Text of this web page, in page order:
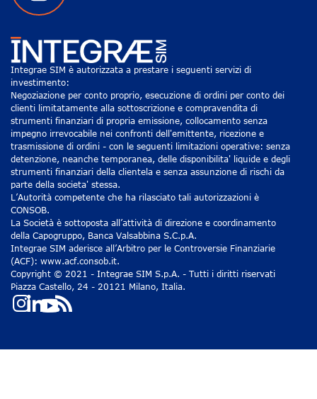
Integrae SIM è autorizzata a prestare i seguenti servizi di
investimento:
Negoziazione per conto proprio, esecuzione di ordini per conto dei
clienti limitatamente alla sottoscrizione e compravendita di
strumenti finanziari di propria emissione, collocamento senza
impegno irrevocabile nei confronti dell'emittente, ricezione e
trasmissione di ordini - con le seguenti limitazioni operative: senza
detenzione, neanche temporanea, delle disponibilita' liquide e degli
strumenti finanziari della clientela e senza assunzione di rischi da
parte della societa' stessa.
L’Autorità competente che ha rilasciato tali autorizzazioni è
CONSOB.
La Società è sottoposta all’attività di direzione e coordinamento
della Capogruppo, Banca Valsabbina S.C.p.A.
Integrae SIM aderisce all’Arbitro per le Controversie Finanziarie
(ACF): www.acf.consob.it.
Copyright © 2021 - Integrae SIM S.p.A. - Tutti i diritti riservati
Piazza Castello, 24 - 20121 Milano, Italia.